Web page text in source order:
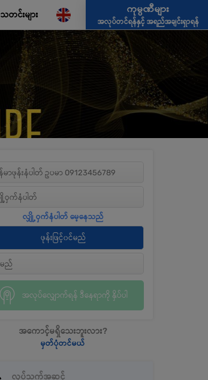
သတင်းများ
ကုမ္ပဏီများ
အလုပ်တင်ရန်နှင့် အရည်အချင်းရှာရန်
အလုပ်လျှောက်ရန် ဒီနေရာကို နှိပ်ပါ
အကောင့်မရှိသေးဘူးလား?
မှတ်ပုံတင်မယ်
လုပ်သက်အဆင့်